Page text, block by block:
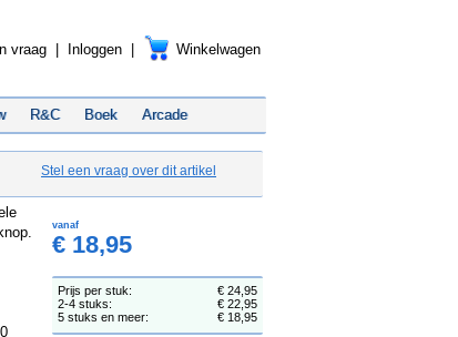
vraag Inloggen Winkelwagen
R&C Boek Arcade
Stel een vraag over dit artikel
vanaf
€ 18,95
Prijs per stuk:
€ 24,95
2-4 stuks:
€ 22,95
5 stuks en meer:
€ 18,95